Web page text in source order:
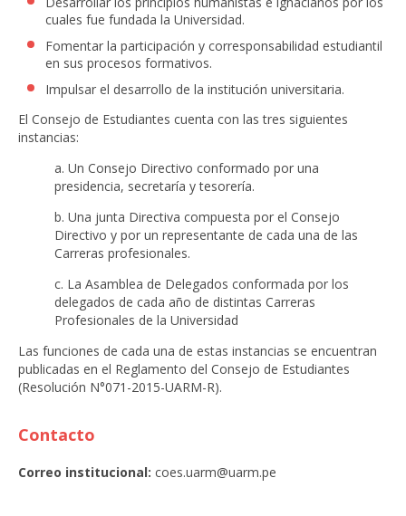
cuales fue fundada la Universidad.
Fomentar la participación y corresponsabilidad estudiantil
en sus procesos formativos.
Impulsar el desarrollo de la institución universitaria.
El Consejo de Estudiantes cuenta con las tres siguientes
instancias:
a. Un Consejo Directivo conformado por una
presidencia, secretaría y tesorería.
b. Una junta Directiva compuesta por el Consejo
Directivo y por un representante de cada una de las
Carreras profesionales.
c. La Asamblea de Delegados conformada por los
delegados de cada año de distintas Carreras
Profesionales de la Universidad
Las funciones de cada una de estas instancias se encuentran
publicadas en el Reglamento del Consejo de Estudiantes
(Resolución N°071-2015-UARM-R).
Contacto
Correo institucional: coes.uarm@uarm.pe